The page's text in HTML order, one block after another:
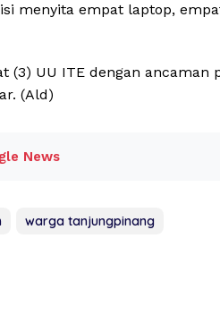
menyita empat laptop,
(3) UU ITE dengan ancaman
(Ald)
News
warga tanjungpinang